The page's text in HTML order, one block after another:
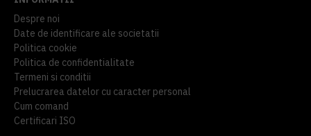
Despre noi
Date de identificare ale societatii
Politica cookie
Politica de confidentialitate
Termeni si conditii
Prelucrarea datelor cu caracter personal
Cum comand
Certificari ISO